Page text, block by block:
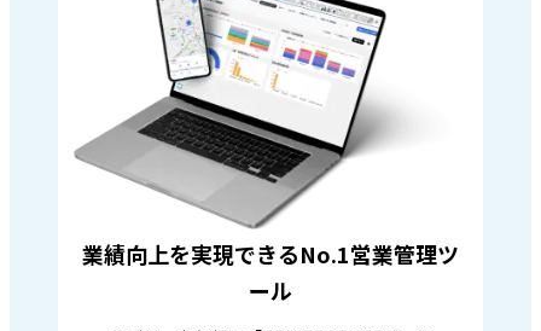
業績向上を実現できるNo.1営業管理ツ
ール